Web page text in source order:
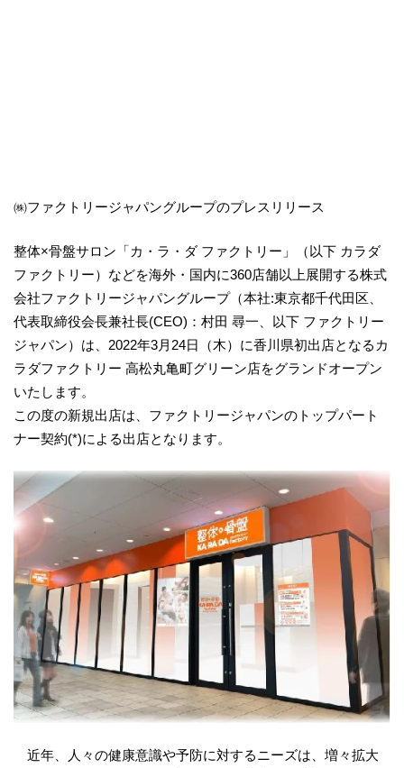
㈱ファクトリージャパングループのプレスリリース
整体×骨盤サロン「カ・ラ・ダ ファクトリー」（以下 カラダ
ファクトリー）などを海外・国内に360店舗以上展開する株式
会社ファクトリージャパングループ（本社:東京都千代田区、
代表取締役会長兼社長(CEO)：村田 尋一、以下 ファクトリー
ジャパン）は、2022年3月24日（木）に香川県初出店となるカ
ラダファクトリー 高松丸亀町グリーン店をグランドオープン
いたします。
この度の新規出店は、ファクトリージャパンのトップパート
ナー契約(*)による出店となります。
近年、人々の健康意識や予防に対するニーズは、増々拡大